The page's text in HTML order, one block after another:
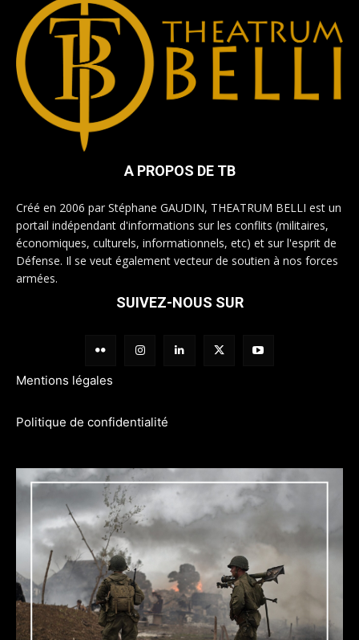
A PROPOS DE TB
Créé en 2006 par Stéphane GAUDIN, THEATRUM BELLI est un
portail indépendant d'informations sur les conflits (militaires,
économiques, culturels, informationnels, etc) et sur l'esprit de
Défense. Il se veut également vecteur de soutien à nos forces
armées.
SUIVEZ-NOUS SUR
Mentions légales
Politique de confidentialité